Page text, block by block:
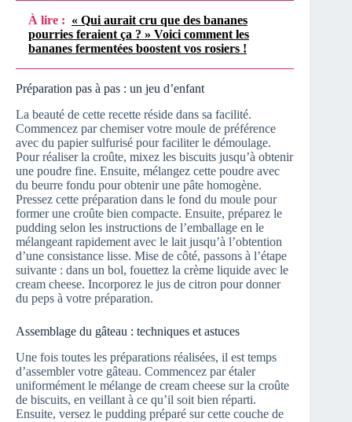
À lire : « Qui aurait cru que des bananes
pourries feraient ça ? » Voici comment les
bananes fermentées boostent vos rosiers !
Préparation pas à pas : un jeu d’enfant
La beauté de cette recette réside dans sa facilité.
Commencez par chemiser votre moule de préférence
avec du papier sulfurisé pour faciliter le démoulage.
Pour réaliser la croûte, mixez les biscuits jusqu’à obtenir
une poudre fine. Ensuite, mélangez cette poudre avec
du beurre fondu pour obtenir une pâte homogène.
Pressez cette préparation dans le fond du moule pour
former une croûte bien compacte. Ensuite, préparez le
pudding selon les instructions de l’emballage en le
mélangeant rapidement avec le lait jusqu’à l’obtention
d’une consistance lisse. Mise de côté, passons à l’étape
suivante : dans un bol, fouettez la crème liquide avec le
cream cheese. Incorporez le jus de citron pour donner
du peps à votre préparation.
Assemblage du gâteau : techniques et astuces
Une fois toutes les préparations réalisées, il est temps
d’assembler votre gâteau. Commencez par étaler
uniformément le mélange de cream cheese sur la croûte
de biscuits, en veillant à ce qu’il soit bien réparti.
Ensuite, versez le pudding préparé sur cette couche de